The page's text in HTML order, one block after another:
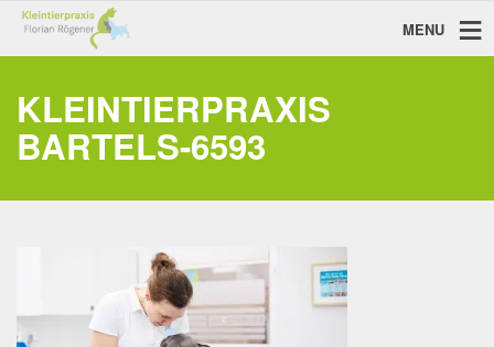
MENU
KLEINTIERPRAXIS
BARTELS-6593